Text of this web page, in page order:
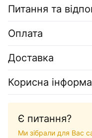
Питання та
Оплата
Доставка
Корисна
Є питання?
Ми зібрали для Вас